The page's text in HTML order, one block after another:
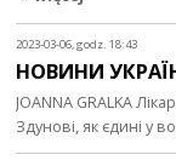
2023-03-06, godz. 18:43
НОВИНИ
JOANNA GRALKA
Здунові, як єдині у